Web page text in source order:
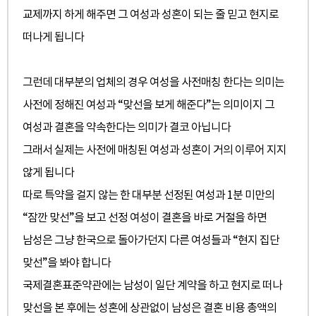
교제까지 하게 해주면 그 여성과 성혼이 되는 줄 믿고 현지로
떠나게 됩니다
그런데 대부분의 업체의 경우 여성을 사전매칭 한다는 의미는
사전에 정해진 여성과 “맞선을 보게 해준다”는 의미이지 그
여성과 결혼을 약속한다는 의미가 결코 아닙니다
그래서 실제는 사전에 매칭된 여성과 성혼이 거의 이루어 지지
않게 됩니다
따로 특약을 걸지 않는 한 대부분 선정된 여성과 1분 미만의
“잠깐 맞선”을 보고 선정 여성이 결혼을 바로 거절을 하면
남성은 그냥 한국으로 돌아가던지 다른 여성들과 “현지 집단
맞선”을 봐야 합니다
국제결혼표준약관에는 남성이 일단 계약을 하고 현지로 떠나
맞선을 본 후에는 성혼에 상관없이 남성은 결혼 비용 총액의